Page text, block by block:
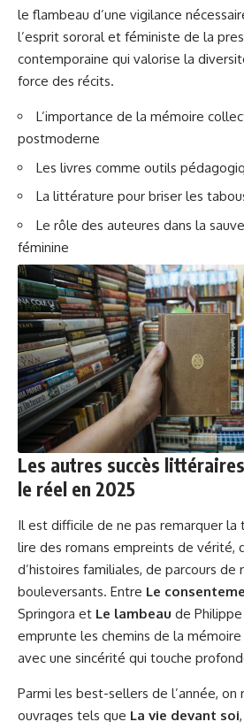
le flambeau d’une vigilance
l’esprit sororal et féministe de la
contemporaine qui valorise la
force des récits.
L’importance de la mémoire
postmoderne
Les livres comme outils
La littérature pour briser les
Le rôle des auteures dans la
féminine
Les autres succès
le réel en 2025
Il est difficile de ne pas remarquer la
lire des romans empreints de vérité,
d’histoires familiales, de parcours de
bouleversants. Entre Le
Springora et Le lambeau de
emprunte les chemins de la
avec une sincérité qui touche
Parmi les best-sellers de l’année, on
ouvrages tels que La vie devant soi